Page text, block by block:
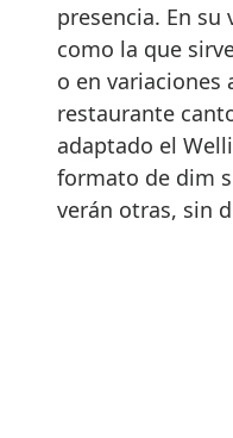
presencia. En su
como la que
o en variaciones
restaurante
adaptado el
formato de dim
verán otras, sin